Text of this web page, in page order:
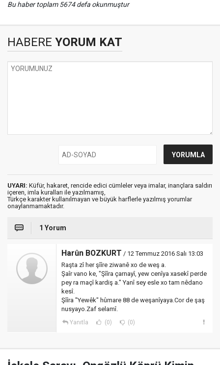
Bu haber toplam 5674 defa okunmuştur
HABERE YORUM KAT
UYARI: Küfür, hakaret, rencide edici cümleler veya imalar, inançlara saldırı
içeren, imla kuralları ile yazılmamış,
Türkçe karakter kullanılmayan ve büyük harflerle yazılmış yorumlar
onaylanmamaktadır.
1 Yorum
Harûn BOZKURT / 12 Temmuz 2016 Salı 13:03
Raşta zî her şîîre ziwanê xo de weş a.
Şaîr vano ke, "Şîîra çarnayî, yew cenîya xasekî perde
pey ra maçî kardiş a." Yanî sey esle xo tam nêdano
kesî.
Şîîra "Yewêk" hûmare 88 de weşanîyaya.Cor de şaş
nusyayo.Zaf selamî.
Yanıtla (0) (0)